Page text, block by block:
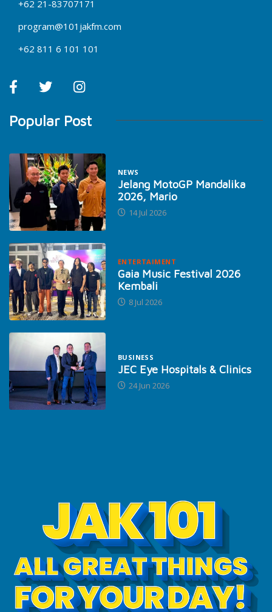
+62 21-83707171
program@101jakfm.com
+62 811 6 101 101
Popular Post
NEWS
Jelang MotoGP Mandalika
2026, Mario
14 Jul 2026
ENTERTAIMENT
Gaia Music Festival 2026
Kembali
8 Jul 2026
BUSINESS
JEC Eye Hospitals & Clinics
24 Jun 2026